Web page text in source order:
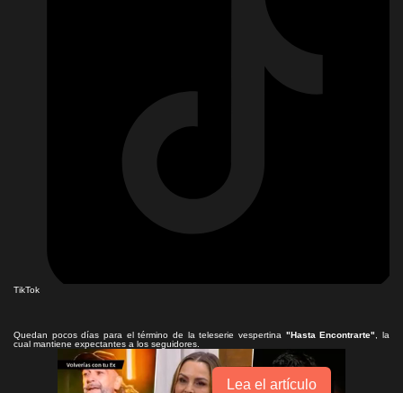
TikTok
Quedan pocos días para el término de la teleserie vespertina "Hasta Encontrarte"
, la
cual mantiene expectantes a los seguidores.
Lea el artículo